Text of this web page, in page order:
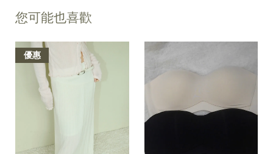
您可能也喜歡
優惠